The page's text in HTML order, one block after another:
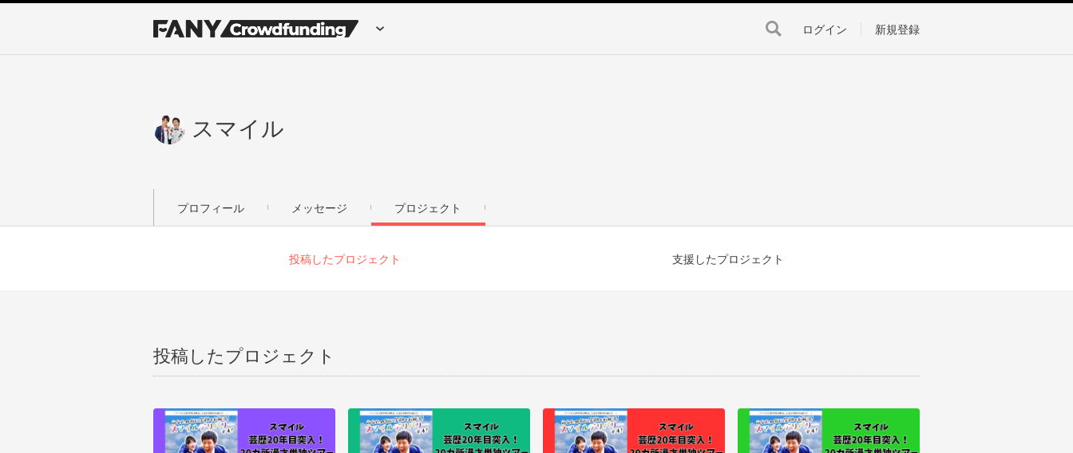
ログイン 新規登録
スマイル
プロフィール メッセージ プロジェクト
投稿したプロジェクト 支援したプロジェクト
投稿したプロジェクト